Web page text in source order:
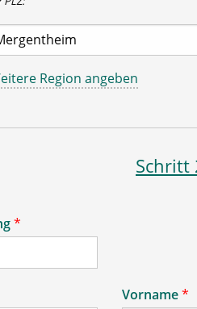
Region angeben
Schritt
*
Vorname*